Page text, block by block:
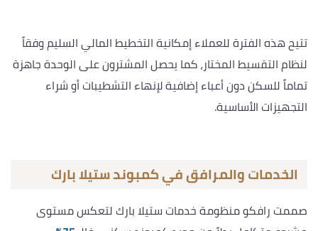
تتيح هذه الفترة للعملاء إمكانية التخطيط المالي السليم وفقاً
لنظام التقسيط المختار، كما يحصل المشترون على الوحدة جاهزة
تماماً للسكن دون أعباء إضافية لإنهاء التشطيبات أو شراء
التجهيزات الأساسية.
الخدمات والمرافق في كمبوند ستيلا بارك
صممت رافكو منظومة خدمات ستيلا بارك لتعكس مستوى